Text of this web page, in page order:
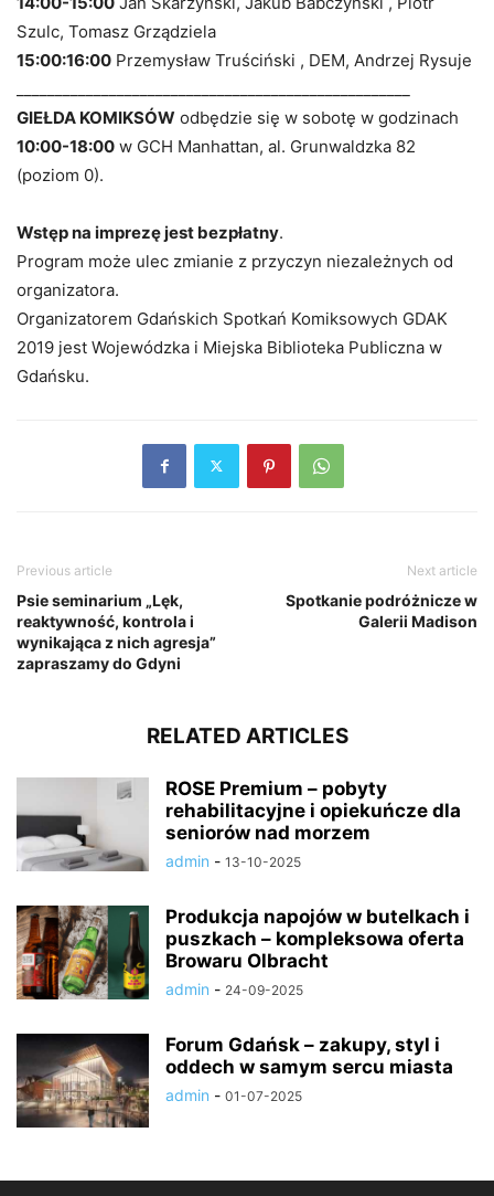
Szulc, Tomasz Grządziela
15:00:16:00 Przemysław Truściński , DEM, Andrzej Rysuje
GIEŁDA KOMIKSÓW odbędzie się w sobotę w godzinach
10:00-18:00 w GCH Manhattan, al. Grunwaldzka 82
(poziom 0).
Wstęp na imprezę jest bezpłatny.
Program może ulec zmianie z przyczyn niezależnych od
organizatora.
Organizatorem Gdańskich Spotkań Komiksowych GDAK
2019 jest Wojewódzka i Miejska Biblioteka Publiczna w
Gdańsku.
Previous article
Psie seminarium „Lęk,
reaktywność, kontrola i
wynikająca z nich agresja”
zapraszamy do Gdyni
Next article
Spotkanie podróżnicze w
Galerii Madison
RELATED ARTICLES
ROSE Premium – pobyty
rehabilitacyjne i opiekuńcze dla
seniorów nad morzem
admin - 13-10-2025
Produkcja napojów w butelkach i
puszkach – kompleksowa oferta
Browaru Olbracht
admin - 24-09-2025
Forum Gdańsk – zakupy, styl i
oddech w samym sercu miasta
admin - 01-07-2025